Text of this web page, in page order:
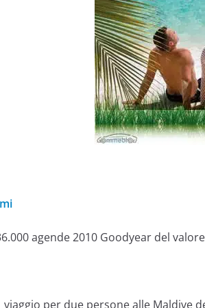
agende 2010 Goodyear del
viaggio per due persone alle Maldive